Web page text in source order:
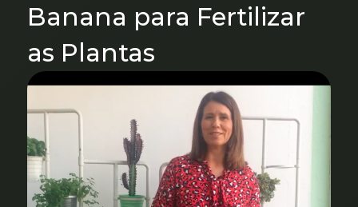
Banana para Fertilizar
as Plantas